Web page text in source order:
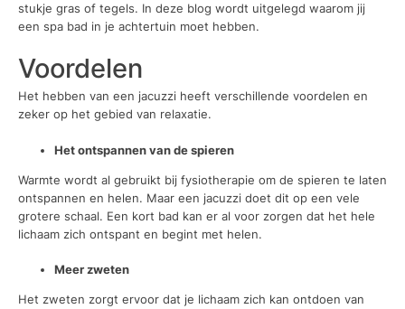
stukje gras of tegels. In deze blog wordt uitgelegd waarom jij
een spa bad in je achtertuin moet hebben.
Voordelen
Het hebben van een jacuzzi heeft verschillende voordelen en
zeker op het gebied van relaxatie.
Het ontspannen van de spieren
Warmte wordt al gebruikt bij fysiotherapie om de spieren te laten
ontspannen en helen. Maar een jacuzzi doet dit op een vele
grotere schaal. Een kort bad kan er al voor zorgen dat het hele
lichaam zich ontspant en begint met helen.
Meer zweten
Het zweten zorgt ervoor dat je lichaam zich kan ontdoen van